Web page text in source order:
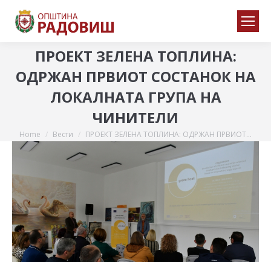
ПРОЕКТ ЗЕЛЕНА ТОПЛИНА:
ОДРЖАН ПРВИОТ СОСТАНОК НА
ЛОКАЛНАТА ГРУПА НА
ЧИНИТЕЛИ
You are here:
Home Вести ПРОЕКТ ЗЕЛЕНА ТОПЛИНА: ОДРЖАН ПРВИОТ…